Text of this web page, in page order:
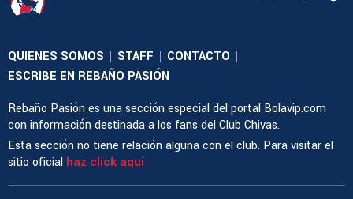
QUIENES SOMOS | STAFF | CONTACTO |
ESCRIBE EN REBAÑO PASIÓN
Rebaño Pasión es una sección especial del portal Bolavip.com
con información destinada a los fans del Club Chivas.
Esta sección no tiene relación alguna con el club. Para visitar el
sitio oficial haz click aquí